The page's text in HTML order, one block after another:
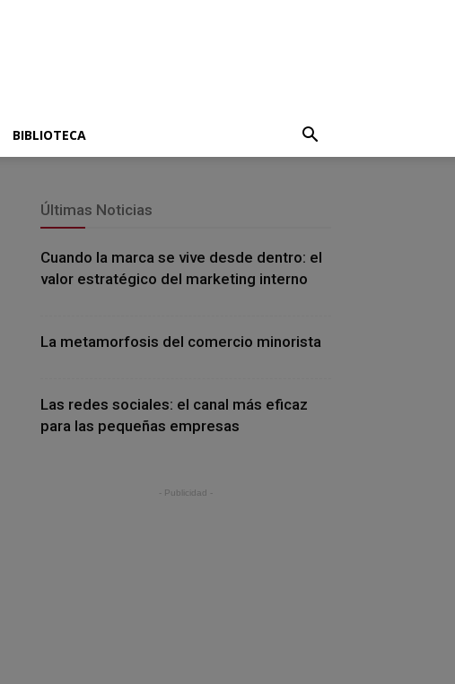
BIBLIOTECA
Últimas Noticias
Cuando la marca se vive desde dentro: el
valor estratégico del marketing interno
La metamorfosis del comercio minorista
Las redes sociales: el canal más eficaz
para las pequeñas empresas
- Publicidad -